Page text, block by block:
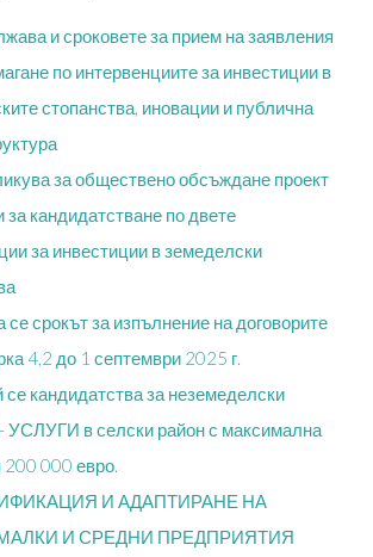
и сроковете за прием на заявления
по интервенциите за инвестиции в
стопанства, иновации и публична
за обществено обсъждане проект
за кандидатстване по двете
за инвестиции в земеделски
срокът за изпълнение на договорите
4,2 до 1 септември 2025 г.
кандидатства за неземеделски
УСЛУГИ в селски район с максимална
000 евро.
И АДАПТИРАНЕ НА
И СРЕДНИ ПРЕДПРИЯТИЯ